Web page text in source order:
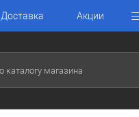
Доставка Акции